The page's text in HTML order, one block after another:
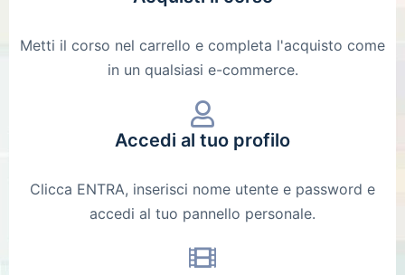
Metti il corso nel carrello e completa l'acquisto come
in un qualsiasi e-commerce.
Accedi al tuo profilo
Clicca ENTRA, inserisci nome utente e password e
accedi al tuo pannello personale.